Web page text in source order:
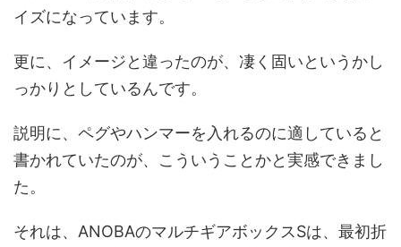
イズになっています。
更に、イメージと違ったのが、凄く固いというかし
っかりとしているんです。
説明に、ペグやハンマーを入れるのに適していると
書かれていたのが、こういうことかと実感できまし
た。
それは、ANOBAのマルチギアボックスSは、最初折